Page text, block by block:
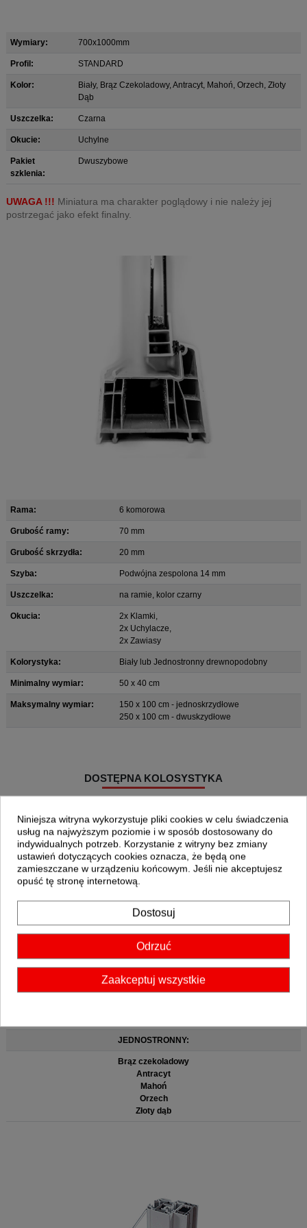
Wymiary: 700x1000mm
Profil: STANDARD
Kolor:
Biały, Brąz Czekoladowy, Antracyt, Mahoń, Orzech, Złoty
Dąb
Uszczelka: Czarna
Okucie: Uchylne
Pakiet
szklenia:
Dwuszybowe
UWAGA !!! Miniatura ma charakter poglądowy i nie należy jej
postrzegać jako efekt finalny.
Rama: 6 komorowa
Grubość ramy: 70 mm
Grubość skrzydła: 20 mm
Szyba: Podwójna zespolona 14 mm
Uszczelka: na ramie, kolor czarny
Okucia:
2x Klamki,
2x Uchylacze,
2x Zawiasy
Kolorystyka: Biały lub Jednostronny drewnopodobny
Minimalny wymiar: 50 x 40 cm
Maksymalny wymiar:
150 x 100 cm - jednoskrzydłowe
250 x 100 cm - dwuskzydłowe
DOSTĘPNA KOLOSYSTYKA
JEDNOSTRONNY:
Brąz czekoladowy
Antracyt
Mahoń
Orzech
Złoty dąb
Niniejsza witryna wykorzystuje pliki cookies w celu świadczenia
usług na najwyższym poziomie i w sposób dostosowany do
indywidualnych potrzeb. Korzystanie z witryny bez zmiany
ustawień dotyczących cookies oznacza, że będą one
zamieszczane w urządzeniu końcowym. Jeśli nie akceptujesz
opuść tę stronę internetową.
Dostosuj
Odrzuć
Zaakceptuj wszystkie